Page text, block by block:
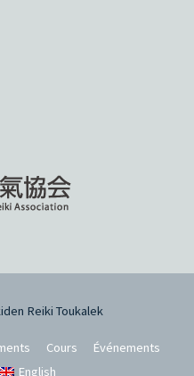
Reiki Toukalek
Cours
Événements
English